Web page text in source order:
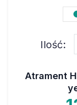
Ilość:
Atrament